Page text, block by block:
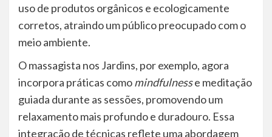
uso de produtos orgânicos e ecologicamente
corretos, atraindo um público preocupado com o
meio ambiente.
O massagista nos Jardins, por exemplo, agora
incorpora práticas comomindfulnesse meditação
guiada durante as sessões, promovendo um
relaxamento mais profundo e duradouro. Essa
integração de técnicas reflete uma abordagem